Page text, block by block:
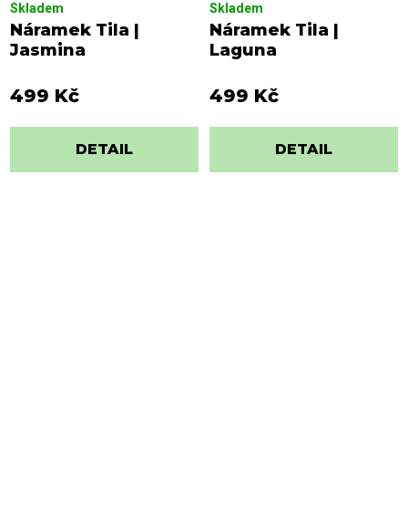
Náramek Tila |
Jasmina
Skladem
499 Kč
DETAIL
Náramek Tila |
Laguna
Skladem
499 Kč
DETAIL